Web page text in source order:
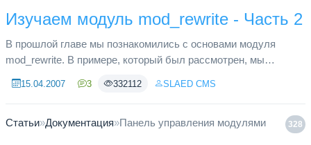
Изучаем модуль mod_rewrite - Часть 2
В прошлой главе мы познакомились с основами модуля
mod_rewrite. В примере, который был рассмотрен, мы
означает следующее: «Есл...
15.04.2007 3 332112 SLAED CMS
328
Статьи»Документация»Панель управления модулями